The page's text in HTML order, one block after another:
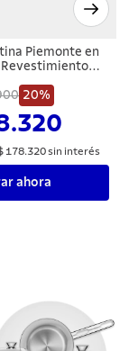
Piemonte en
Excellent
cm 2,8 L
20%
178.320sin interés
ahora